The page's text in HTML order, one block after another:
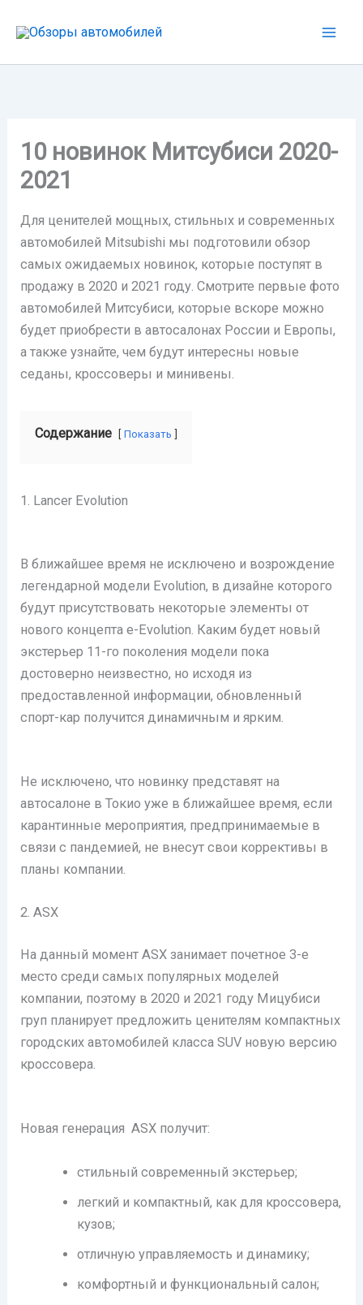
10 новинок Митсубиси 2020-
2021
Для ценителей мощных, стильных и современных
автомобилей Mitsubishi мы подготовили обзор
самых ожидаемых новинок, которые поступят в
продажу в 2020 и 2021 году. Смотрите первые фото
автомобилей Митсубиси, которые вскоре можно
будет приобрести в автосалонах России и Европы,
а также узнайте, чем будут интересны новые
седаны, кроссоверы и минивены.
Содержание Показать
1. Lancer Evolution
В ближайшее время не исключено и возрождение
легендарной модели Evolution, в дизайне которого
будут присутствовать некоторые элементы от
нового концепта e-Evolution. Каким будет новый
экстерьер 11-го поколения модели пока
достоверно неизвестно, но исходя из
предоставленной информации, обновленный
спорт-кар получится динамичным и ярким.
Не исключено, что новинку представят на
автосалоне в Токио уже в ближайшее время, если
карантинные мероприятия, предпринимаемые в
связи с пандемией, не внесут свои коррективы в
планы компании.
2. ASX
На данный момент ASX занимает почетное 3-е
место среди самых популярных моделей
компании, поэтому в 2020 и 2021 году Мицубиси
груп планирует предложить ценителям компактных
городских автомобилей класса SUV новую версию
кроссовера.
Новая генерация ASX получит:
стильный современный экстерьер;
легкий и компактный, как для кроссовера,
кузов;
отличную управляемость и динамику;
комфортный и функциональный салон;